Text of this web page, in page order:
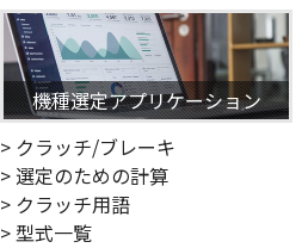
機種選定アプリケーション
> クラッチ/ブレーキ
> 選定のための計算
> クラッチ用語
> 型式一覧